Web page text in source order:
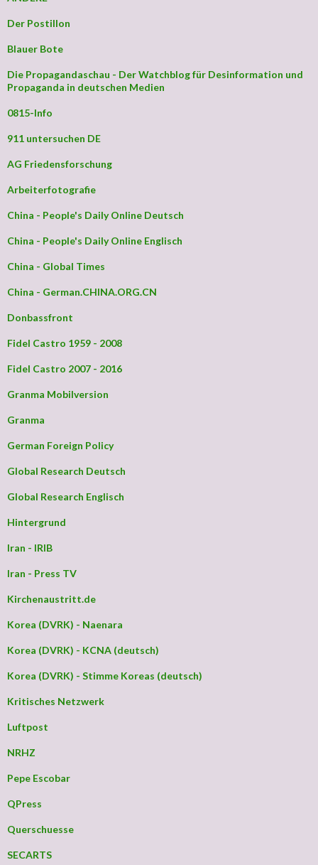
Der Postillon
Blauer Bote
Die Propagandaschau - Der Watchblog für Desinformation und
Propaganda in deutschen Medien
0815-Info
911 untersuchen DE
AG Friedensforschung
Arbeiterfotografie
China - People's Daily Online Deutsch
China - People's Daily Online Englisch
China - Global Times
China - German.CHINA.ORG.CN
Donbassfront
Fidel Castro 1959 - 2008
Fidel Castro 2007 - 2016
Granma Mobilversion
Granma
German Foreign Policy
Global Research Deutsch
Global Research Englisch
Hintergrund
Iran - IRIB
Iran - Press TV
Kirchenaustritt.de
Korea (DVRK) - Naenara
Korea (DVRK) - KCNA (deutsch)
Korea (DVRK) - Stimme Koreas (deutsch)
Kritisches Netzwerk
Luftpost
NRHZ
Pepe Escobar
QPress
Querschuesse
SECARTS